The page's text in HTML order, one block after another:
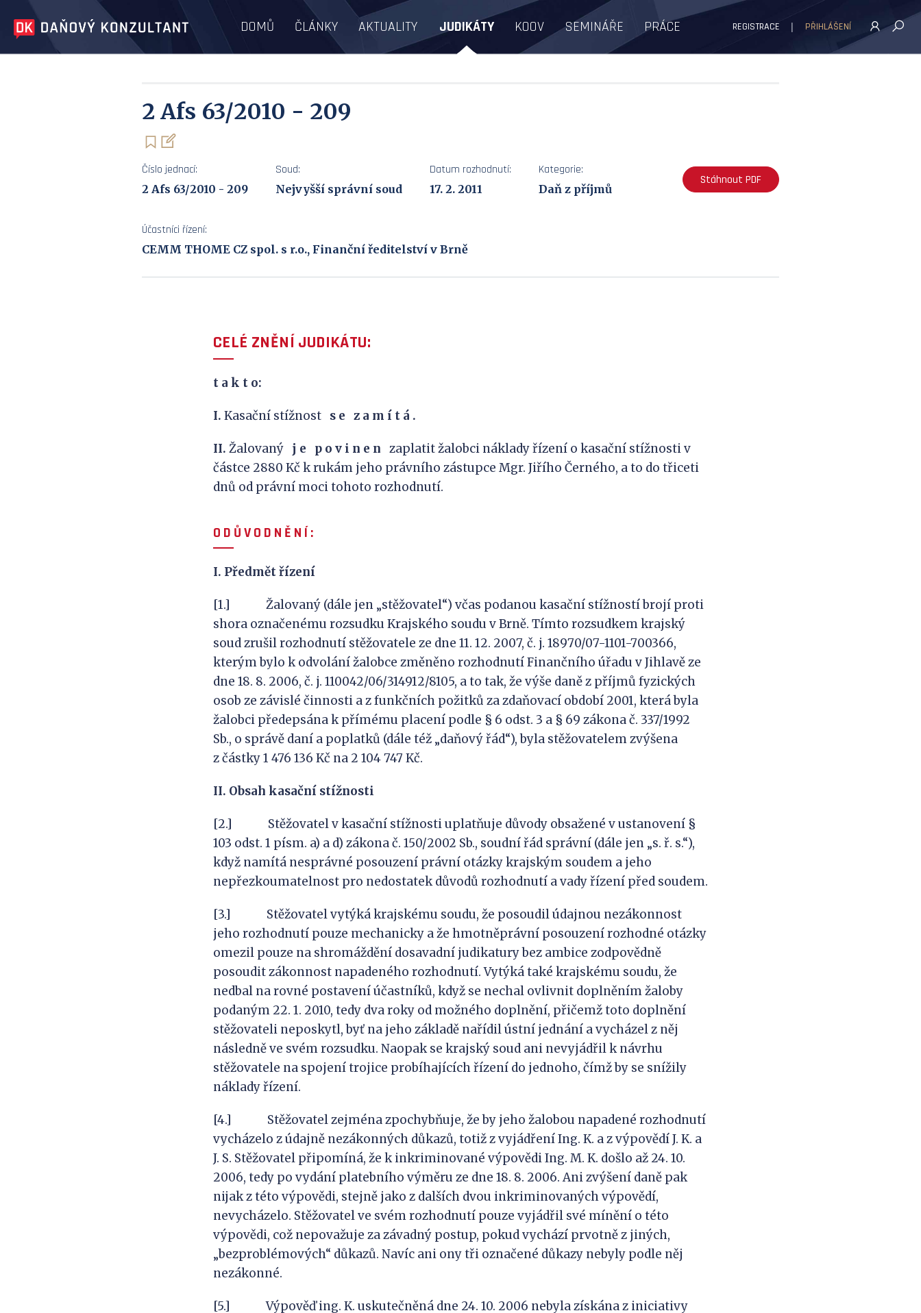
DOMŮ ČLÁNKY AKTUALITY JUDIKÁTY KOOV SEMINÁŘE PRÁCE REGISTRACE PŘIHLÁŠENÍ
2 Afs 63/2010 - 209
Číslo jednací:
2 Afs 63/2010 - 209
Soud:
Nejvyšší správní soud
Datum rozhodnutí:
17. 2. 2011
Kategorie:
Daň z příjmů
Stáhnout PDF
Účastníci řízení:
CEMM THOME CZ spol. s r.o., Finanční ředitelství v Brně
CELÉ ZNĚNÍ JUDIKÁTU:
t a k t o:
I. Kasační stížnost s e z a m í t á .
II. Žalovaný j e p o v i n e n zaplatit žalobci náklady řízení o kasační stížnosti v
částce 2880 Kč k rukám jeho právního zástupce Mgr. Jiřího Černého, a to do třiceti
dnů od právní moci tohoto rozhodnutí.
O D Ů VO D N Ě N Í :
I. Předmět řízení
[1.] Žalovaný (dále jen „stěžovatel“) včas podanou kasační stížností brojí proti
shora označenému rozsudku Krajského soudu v Brně. Tímto rozsudkem krajský
soud zrušil rozhodnutí stěžovatele ze dne 11. 12. 2007, č. j. 18970/07-1101-700366,
kterým bylo k odvolání žalobce změněno rozhodnutí Finančního úřadu v Jihlavě ze
dne 18. 8. 2006, č. j. 110042/06/314912/8105, a to tak, že výše daně z příjmů fyzických
osob ze závislé činnosti a z funkčních požitků za zdaňovací období 2001, která byla
žalobci předepsána k přímému placení podle § 6 odst. 3 a § 69 zákona č. 337/1992
Sb., o správě daní a poplatků (dále též „daňový řád“), byla stěžovatelem zvýšena
z částky 1 476 136 Kč na 2 104 747 Kč.
II. Obsah kasační stížnosti
[2.] Stěžovatel v kasační stížnosti uplatňuje důvody obsažené v ustanovení §
103 odst. 1 písm. a) a d) zákona č. 150/2002 Sb., soudní řád správní (dále jen „s. ř. s.“),
když namítá nesprávné posouzení právní otázky krajským soudem a jeho
nepřezkoumatelnost pro nedostatek důvodů rozhodnutí a vady řízení před soudem.
[3.] Stěžovatel vytýká krajskému soudu, že posoudil údajnou nezákonnost
jeho rozhodnutí pouze mechanicky a že hmotněprávní posouzení rozhodné otázky
omezil pouze na shromáždění dosavadní judikatury bez ambice zodpovědně
posoudit zákonnost napadeného rozhodnutí. Vytýká také krajskému soudu, že
nedbal na rovné postavení účastníků, když se nechal ovlivnit doplněním žaloby
podaným 22. 1. 2010, tedy dva roky od možného doplnění, přičemž toto doplnění
stěžovateli neposkytl, byť na jeho základě nařídil ústní jednání a vycházel z něj
následně ve svém rozsudku. Naopak se krajský soud ani nevyjádřil k návrhu
stěžovatele na spojení trojice probíhajících řízení do jednoho, čímž by se snížily
náklady řízení.
[4.] Stěžovatel zejména zpochybňuje, že by jeho žalobou napadené rozhodnutí
vycházelo z údajně nezákonných důkazů, totiž z vyjádření Ing. K. a z výpovědí J. K. a
J. S. Stěžovatel připomíná, že k inkriminované výpovědi Ing. M. K. došlo až 24. 10.
2006, tedy po vydání platebního výměru ze dne 18. 8. 2006. Ani zvýšení daně pak
nijak z této výpovědi, stejně jako z dalších dvou inkriminovaných výpovědí,
nevycházelo. Stěžovatel ve svém rozhodnutí pouze vyjádřil své mínění o této
výpovědi, což nepovažuje za závadný postup, pokud vychází prvotně z jiných,
„bezproblémových“ důkazů. Navíc ani ony tři označené důkazy nebyly podle něj
nezákonné.
[5.] Výpověď ing. K. uskutečněná dne 24. 10. 2006 nebyla získána z iniciativy